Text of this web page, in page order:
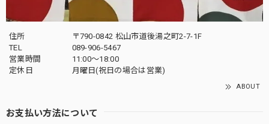
住所
〒790-0842 松山市道後湯之町2-7-1F
TEL
089-906-5467
営業時間
11:00〜18:00
定休日
月曜日(祝日の場合は営業)
ABOUT
お支払い方法について